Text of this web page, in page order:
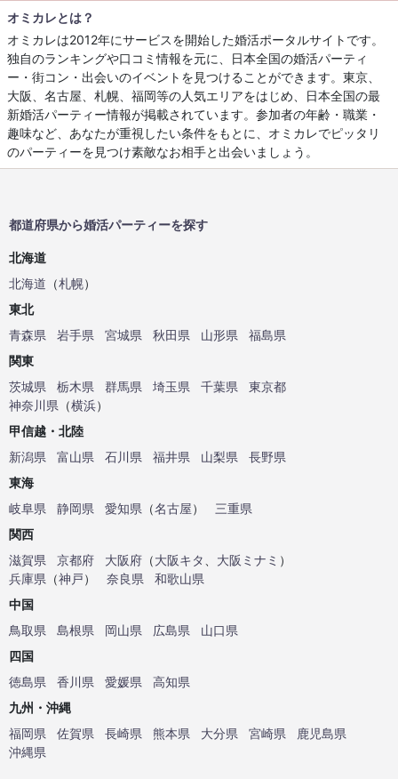
オミカレとは？
オミカレは2012年にサービスを開始した婚活ポータルサイトです。
独自のランキングや口コミ情報を元に、日本全国の婚活パーティ
ー・街コン・出会いのイベントを見つけることができます。東京、
大阪、名古屋、札幌、福岡等の人気エリアをはじめ、日本全国の最
新婚活パーティー情報が掲載されています。参加者の年齢・職業・
趣味など、あなたが重視したい条件をもとに、オミカレでピッタリ
のパーティーを見つけ素敵なお相手と出会いましょう。
都道府県から婚活パーティーを探す
北海道
北海道 （札幌）
東北
青森県
岩手県 宮城県 秋田県 山形県
福島県
関東
茨城県
栃木県 群馬県 埼玉県 千葉県
東京都
神奈川県 （横浜）
甲信越・北陸
新潟県
富山県 石川県 福井県 山梨県
長野県
東海
岐阜県
静岡県 愛知県 （名古屋）
三重県
関西
滋賀県
京都府 大阪府 （大阪キタ 大阪ミナミ ）
兵庫県 （神戸） 奈良県
和歌山県
中国
鳥取県
島根県 岡山県 広島県
山口県
四国
徳島県
香川県 愛媛県
高知県
九州・沖縄
福岡県
佐賀県 長崎県 熊本県 大分県 宮崎県
鹿児島県
沖縄県